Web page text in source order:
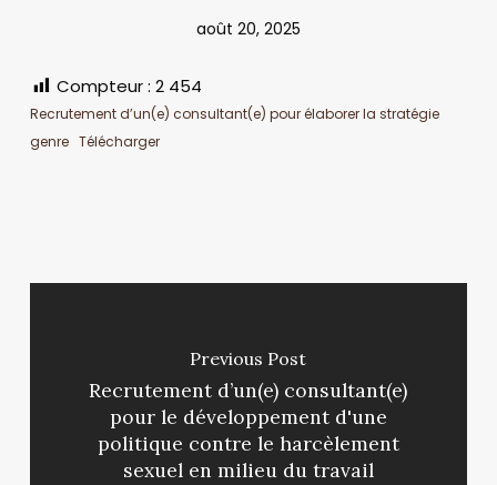
août 20, 2025
Compteur : 2 454
Recrutement d’un(e) consultant(e) pour élaborer la stratégie
genre Télécharger
Previous Post
Recrutement d’un(e) consultant(e)
pour le développement d'une
politique contre le harcèlement
sexuel en milieu du travail